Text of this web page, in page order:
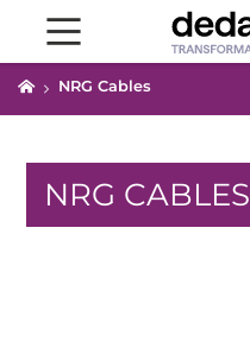
NRG Cables
NRG CABLES